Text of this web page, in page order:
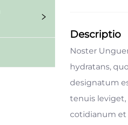
Descriptio
Noster
hydratans,
designatum
tenuis
cotidianum et